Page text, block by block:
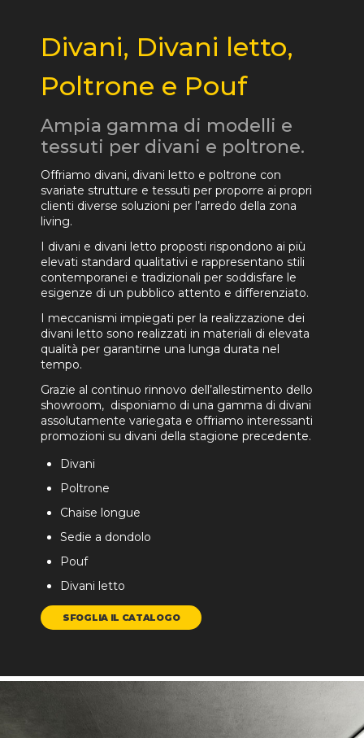
Divani, Divani letto,
Poltrone e Pouf
Ampia gamma di modelli e
tessuti per divani e poltrone.
Offriamo divani, divani letto e poltrone con
svariate strutture e tessuti per proporre ai propri
clienti diverse soluzioni per l’arredo della zona
living.
I divani e divani letto proposti rispondono ai più
elevati standard qualitativi e rappresentano stili
contemporanei e tradizionali per soddisfare le
esigenze di un pubblico attento e differenziato.
I meccanismi impiegati per la realizzazione dei
divani letto sono realizzati in materiali di elevata
qualità per garantirne una lunga durata nel
tempo.
Grazie al continuo rinnovo dell’allestimento dello
showroom, disponiamo di una gamma di divani
assolutamente variegata e offriamo interessanti
promozioni su divani della stagione precedente.
Divani
Poltrone
Chaise longue
Sedie a dondolo
Pouf
Divani letto
SFOGLIA IL CATALOGO